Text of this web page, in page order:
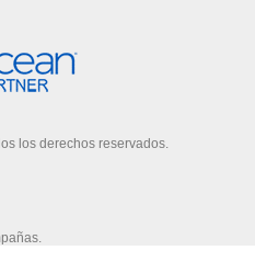
los derechos reservados.